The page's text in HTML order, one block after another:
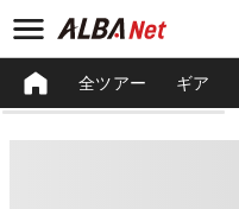
全ツアー ギア